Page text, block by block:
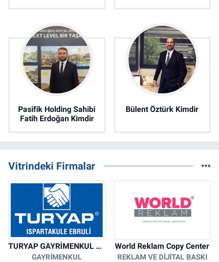
Pasifik Holding Sahibi
Fatih Erdoğan Kimdir
Bülent Öztürk Kimdir
Vitrindeki Firmalar
TURYAP GAYRİMENKUL DANIŞMANLIK HİZMETLERİ
GAYRIMENKUL
World Reklam Copy Center
REKLAM VE DIJITAL BASKI